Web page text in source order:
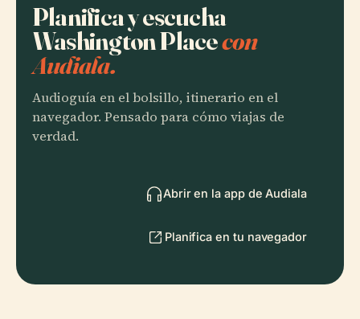
Planifica y escucha
Washington Placecon
Audiala.
Audioguía en el bolsillo, itinerario en el
navegador. Pensado para cómo viajas de
verdad.
Abrir en la app de Audiala
Planifica en tu navegador